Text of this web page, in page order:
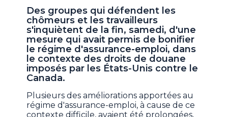
Des groupes qui défendent les
chômeurs et les travailleurs
s'inquiètent de la fin, samedi, d'une
mesure qui avait permis de bonifier
le régime d'assurance-emploi, dans
le contexte des droits de douane
imposés par les États-Unis contre le
Canada.
Plusieurs des améliorations apportées au
régime d'assurance-emploi, à cause de ce
contexte difficile, avaient été prolongées,